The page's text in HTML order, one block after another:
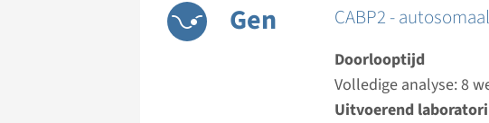
Gen CABP2 -
Doorlooptijd
Volledige analyse: 8
Uitvoerend